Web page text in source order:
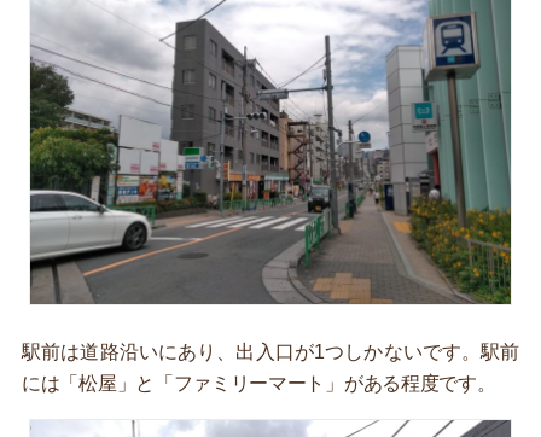
駅前は道路沿いにあり、出入口が1つしかないです。駅前
には「松屋」と「ファミリーマート」がある程度です。